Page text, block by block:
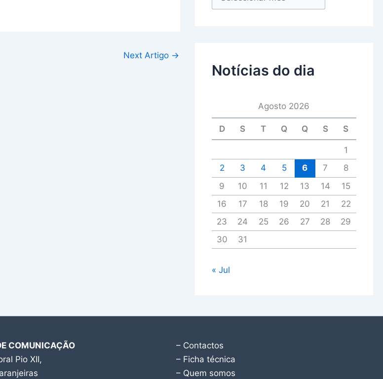
Next Artigo →
Notícias do dia
Agosto 2026
D S T Q Q S S
1
2
3 4 5 6 7
8
9
10 11 12 13 14
15
16
17 18 19 20 21
22
23
24 25 26 27 28
29
30
31
« Jul
COMUNICAÇÃO
Pio XII,
– Contactos
– Ficha técnica
– Quem somos